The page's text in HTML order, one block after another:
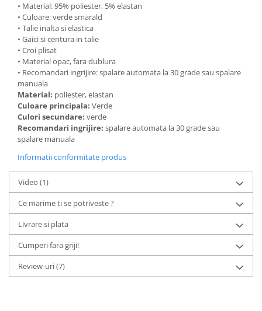
• Material: 95% poliester, 5% elastan
• Culoare: verde smarald
• Talie inalta si elastica
• Gaici si centura in talie
• Croi plisat
• Material opac, fara dublura
• Recomandari ingrijire: spalare automata la 30 grade sau spalare
manuala
Material: poliester, elastan
Culoare principala: Verde
Culori secundare: verde
Recomandari ingrijire: spalare automata la 30 grade sau
spalare manuala
Informatii conformitate produs
Video (1)
Ce marime ti se potriveste ?
Livrare si plata
Cumperi fara griji!
Review-uri(7)